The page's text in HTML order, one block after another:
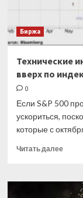
Биржа
Технические
вверх по
0
Если S&P 500
ускориться,
которые с
Читать далее